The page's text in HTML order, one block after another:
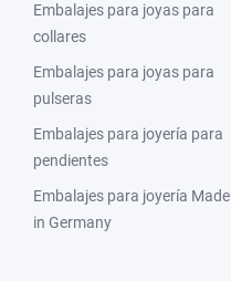
Embalajes para joyas para
collares
Embalajes para joyas para
pulseras
Embalajes para joyería para
pendientes
Embalajes para joyería Made
in Germany